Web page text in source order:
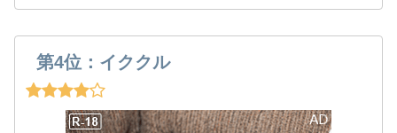
第4位：イククル